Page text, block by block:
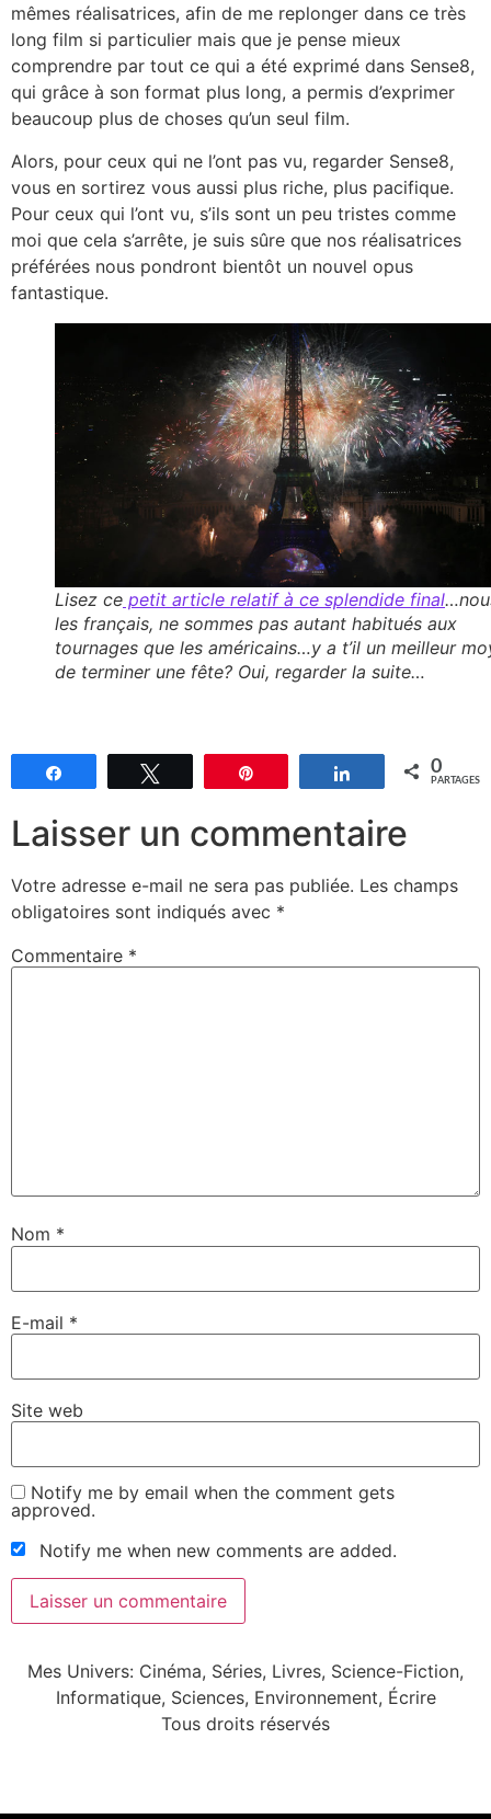
mêmes réalisatrices, afin de me replonger dans ce très
long film si particulier mais que je pense mieux
comprendre par tout ce qui a été exprimé dans Sense8,
qui grâce à son format plus long, a permis d’exprimer
beaucoup plus de choses qu’un seul film.
Alors, pour ceux qui ne l’ont pas vu, regarder Sense8,
vous en sortirez vous aussi plus riche, plus pacifique.
Pour ceux qui l’ont vu, s’ils sont un peu tristes comme
moi que cela s’arrête, je suis sûre que nos réalisatrices
préférées nous pondront bientôt un nouvel opus
fantastique.
Lisez ce petit article relatif à ce splendide final
les français, ne sommes pas autant habitués aux
tournages que les américains…y a t’il un meilleur
de terminer une fête? Oui, regarder la suite…
Partagez 0
PARTAGES
Laisser un commentaire
Votre adresse e-mail ne sera pas publiée. Les champs
obligatoires sont indiqués avec *
Commentaire *
Nom *
E-mail *
Site web
Notify me by email when the comment gets
approved.
Notify me when new comments are added.
Mes Univers: Cinéma, Séries, Livres, Science-Fiction,
Informatique, Sciences, Environnement, Écrire
Tous droits réservés